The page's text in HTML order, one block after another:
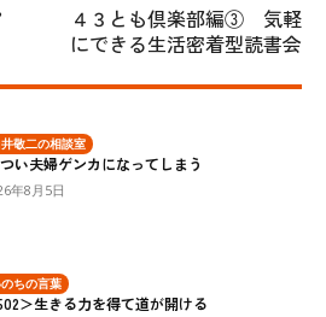
４３とも倶楽部編③ 気軽
にできる生活密着型読書会
敬二の相談室
い夫婦ゲンカになってしまう
年8月5日
ちの言葉
＞生きる力を得て道が開ける